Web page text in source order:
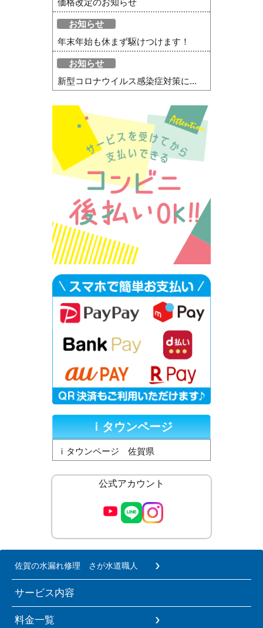
お知らせ
年末年始も休まず駆けつけます！
お知らせ
新型コロナウイルス感染症対策に...
ｉタウンページ
ｉタウンページ 佐賀県
公式アカウント
佐賀の水漏れ修理 さが水道職人
サービス内容
料金一覧